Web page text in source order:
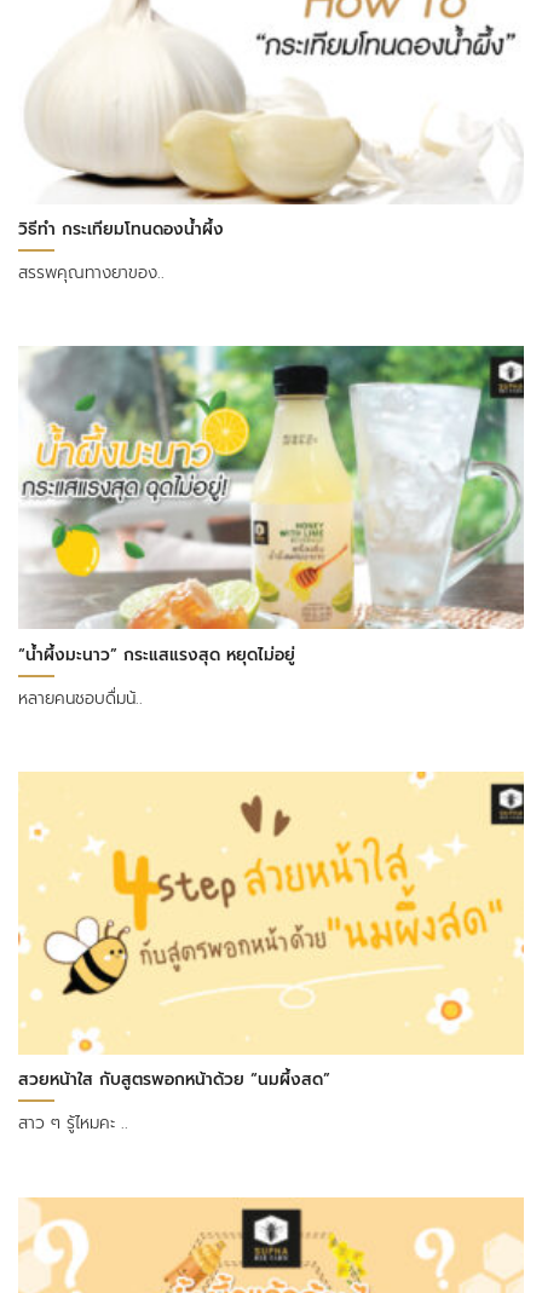
วิธีทำ กระเทียมโทนดองน้ำผึ้ง
สรรพคุณทางยาของ..
“น้ำผึ้งมะนาว” กระแสแรงสุด หยุดไม่อยู่
หลายคนชอบดื่มน้..
สวยหน้าใส กับสูตรพอกหน้าด้วย “นมผึ้งสด”
สาว ๆ รู้ไหมคะ ..